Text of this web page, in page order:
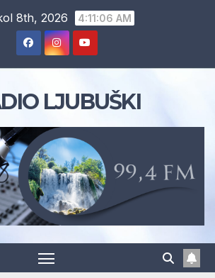
8th, 2026 4:11:07 AM
LJUBUŠKI